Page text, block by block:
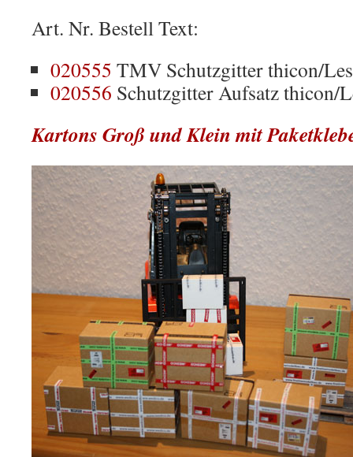
Art. Nr. Bestell Text:
020555 TMV Schutzgitter thicon/
020556 Schutzgitter Aufsatz thicon/
Kartons Groß und Klein mit